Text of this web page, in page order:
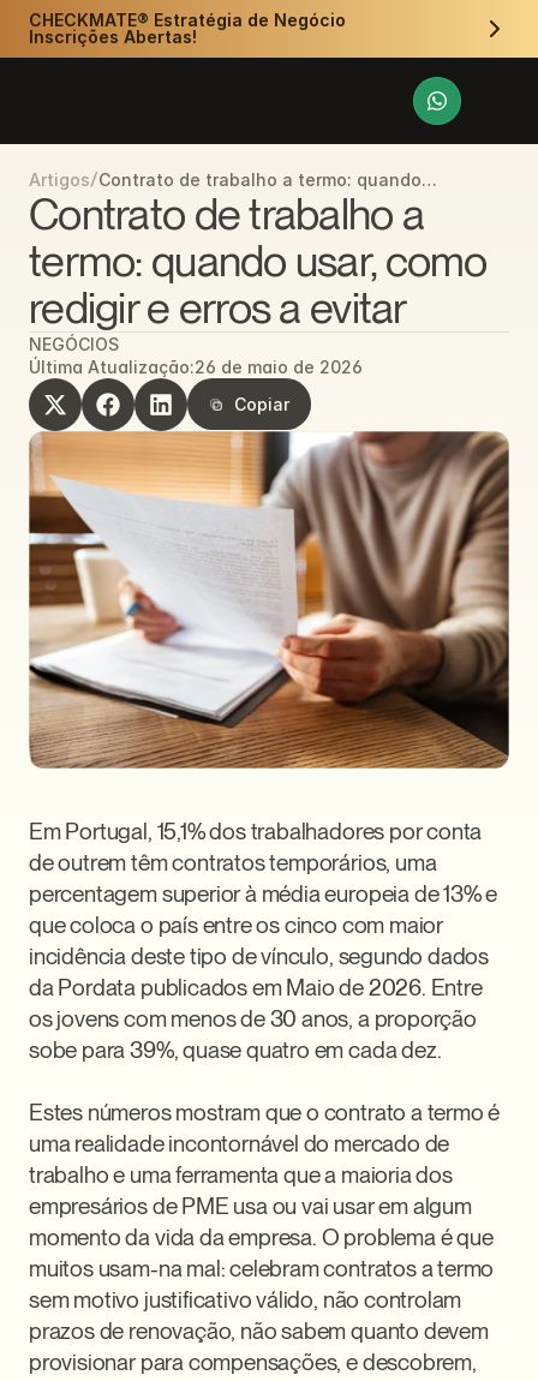
Artigos/Contrato de trabalho a termo: quando
usar, como redigir e erros a evitar
Contrato de trabalho a
termo: quando usar, como
redigir e erros a evitar
NEGÓCIOS
Última Atualização:26 de maio de 2026
Copiar
Copiar
Em Portugal, 15,1% dos trabalhadores por conta
de outrem têm contratos temporários, uma
percentagem superior à média europeia de 13% e
que coloca o país entre os cinco com maior
incidência deste tipo de vínculo, segundo dados
da Pordata publicados em Maio de 2026. Entre
os jovens com menos de 30 anos, a proporção
sobe para 39%, quase quatro em cada dez.
Estes números mostram que o contrato a termo é
uma realidade incontornável do mercado de
trabalho e uma ferramenta que a maioria dos
empresários de PME usa ou vai usar em algum
momento da vida da empresa. O problema é que
muitos usam-na mal: celebram contratos a termo
sem motivo justificativo válido, não controlam
prazos de renovação, não sabem quanto devem
provisionar para compensações, e descobrem,
CHECKMATE® Estratégia de Negócio
Inscrições Abertas!